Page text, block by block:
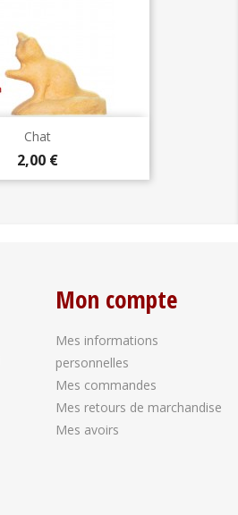
Chat
Prix
2,00 €
Mon compte
Mes informations
personnelles
Mes commandes
Mes retours de marchandise
Mes avoirs